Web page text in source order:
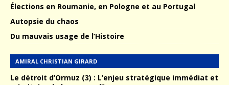
Élections en Roumanie, en Pologne et au Portugal
Autopsie du chaos
Du mauvais usage de l’Histoire
AMIRAL CHRISTIAN GIRARD
Le détroit d’Ormuz (3) : L’enjeu stratégique immédiat et